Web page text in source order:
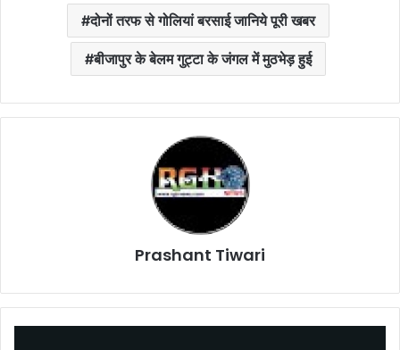
दोनों तरफ से गोलियां बरसाई जानिये पूरी खबर
बीजापुर के बेलम गुट्टा के जंगल में मुठभेड़ हुई
Prashant Tiwari